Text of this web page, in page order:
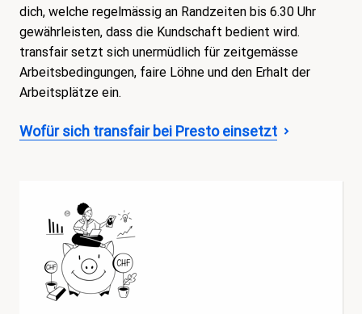
dich, welche regelmässig an Randzeiten bis 6.30 Uhr
gewährleisten, dass die Kundschaft bedient wird.
transfair setzt sich unermüdlich für zeitgemässe
Arbeitsbedingungen, faire Löhne und den Erhalt der
Arbeitsplätze ein.
Wofür sich transfair bei Presto einsetzt